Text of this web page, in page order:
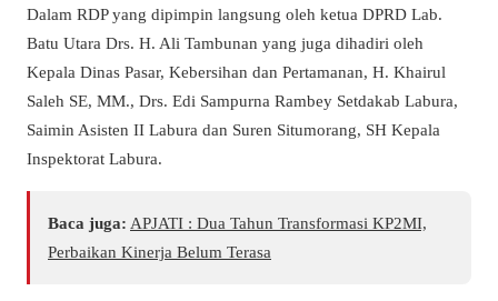
Dalam RDP yang dipimpin langsung oleh ketua DPRD Lab.
Batu Utara Drs. H. Ali Tambunan yang juga dihadiri oleh
Kepala Dinas Pasar, Kebersihan dan Pertamanan, H. Khairul
Saleh SE, MM., Drs. Edi Sampurna Rambey Setdakab Labura,
Saimin Asisten II Labura dan Suren Situmorang, SH Kepala
Inspektorat Labura.
Baca juga: APJATI : Dua Tahun Transformasi KP2MI,
Perbaikan Kinerja Belum Terasa